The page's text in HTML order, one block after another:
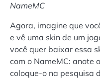
NameMC
Agora, imagine que
e vê uma skin de um
você quer baixar essa
com o NameMC: anote
coloque-o na pesquisa